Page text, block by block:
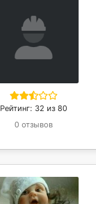
Рейтинг: 32 из 80
0 отзывов